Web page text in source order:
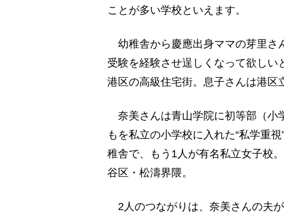
ことが多い学校といえます。
幼稚舎から慶應出身ママの芽里さ
受験を経験させ逞しくなって欲しい
港区の高級住宅街。息子さんは港区
奈美さんは青山学院に初等部（小
もを私立の小学校に入れた“私学重
稚舎で、もう1人が有名私立女子校
谷区・松濤界隈。
2人のつながりは、奈美さんの夫